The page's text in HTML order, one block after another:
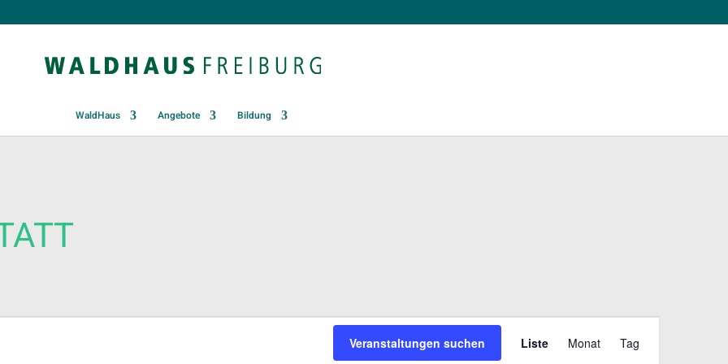
WaldHaus Angebote Bildung
Veranstaltungen suchen Liste Monat Tag